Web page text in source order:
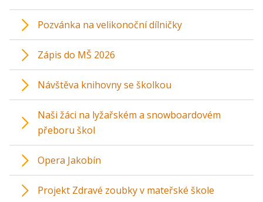
Pozvánka na velikonoční dílničky
Zápis do MŠ 2026
Návštěva knihovny se školkou
Naši žáci na lyžařském a snowboardovém
přeboru škol
Opera Jakobín
Projekt Zdravé zoubky v mateřské škole